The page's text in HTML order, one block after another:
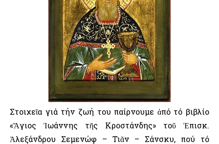
Στοιχεῖα γιά τήν ζωή του παίρνουμε ἀπό τό βιβλίο
«Ἅγιος Ἰωάννης τῆς Κροστάνδης» τοῦ Ἐπισκ.
Ἀλεξάνδρου Σεμενώφ – Τιᾶν – Σάνσκυ, πού τό